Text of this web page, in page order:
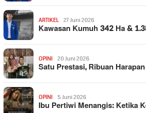
ARTIKEL 27 Juni 2026
Kawasan Kumuh 342 Ha &
OPINI 20 Juni 2026
Satu Prestasi, Ribuan
OPINI 5 Juni 2026
Ibu Pertiwi Menangis: Ketika